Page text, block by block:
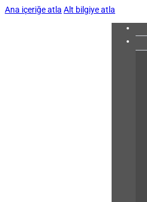
Ana içeriğe atla Alt bilgiye atla